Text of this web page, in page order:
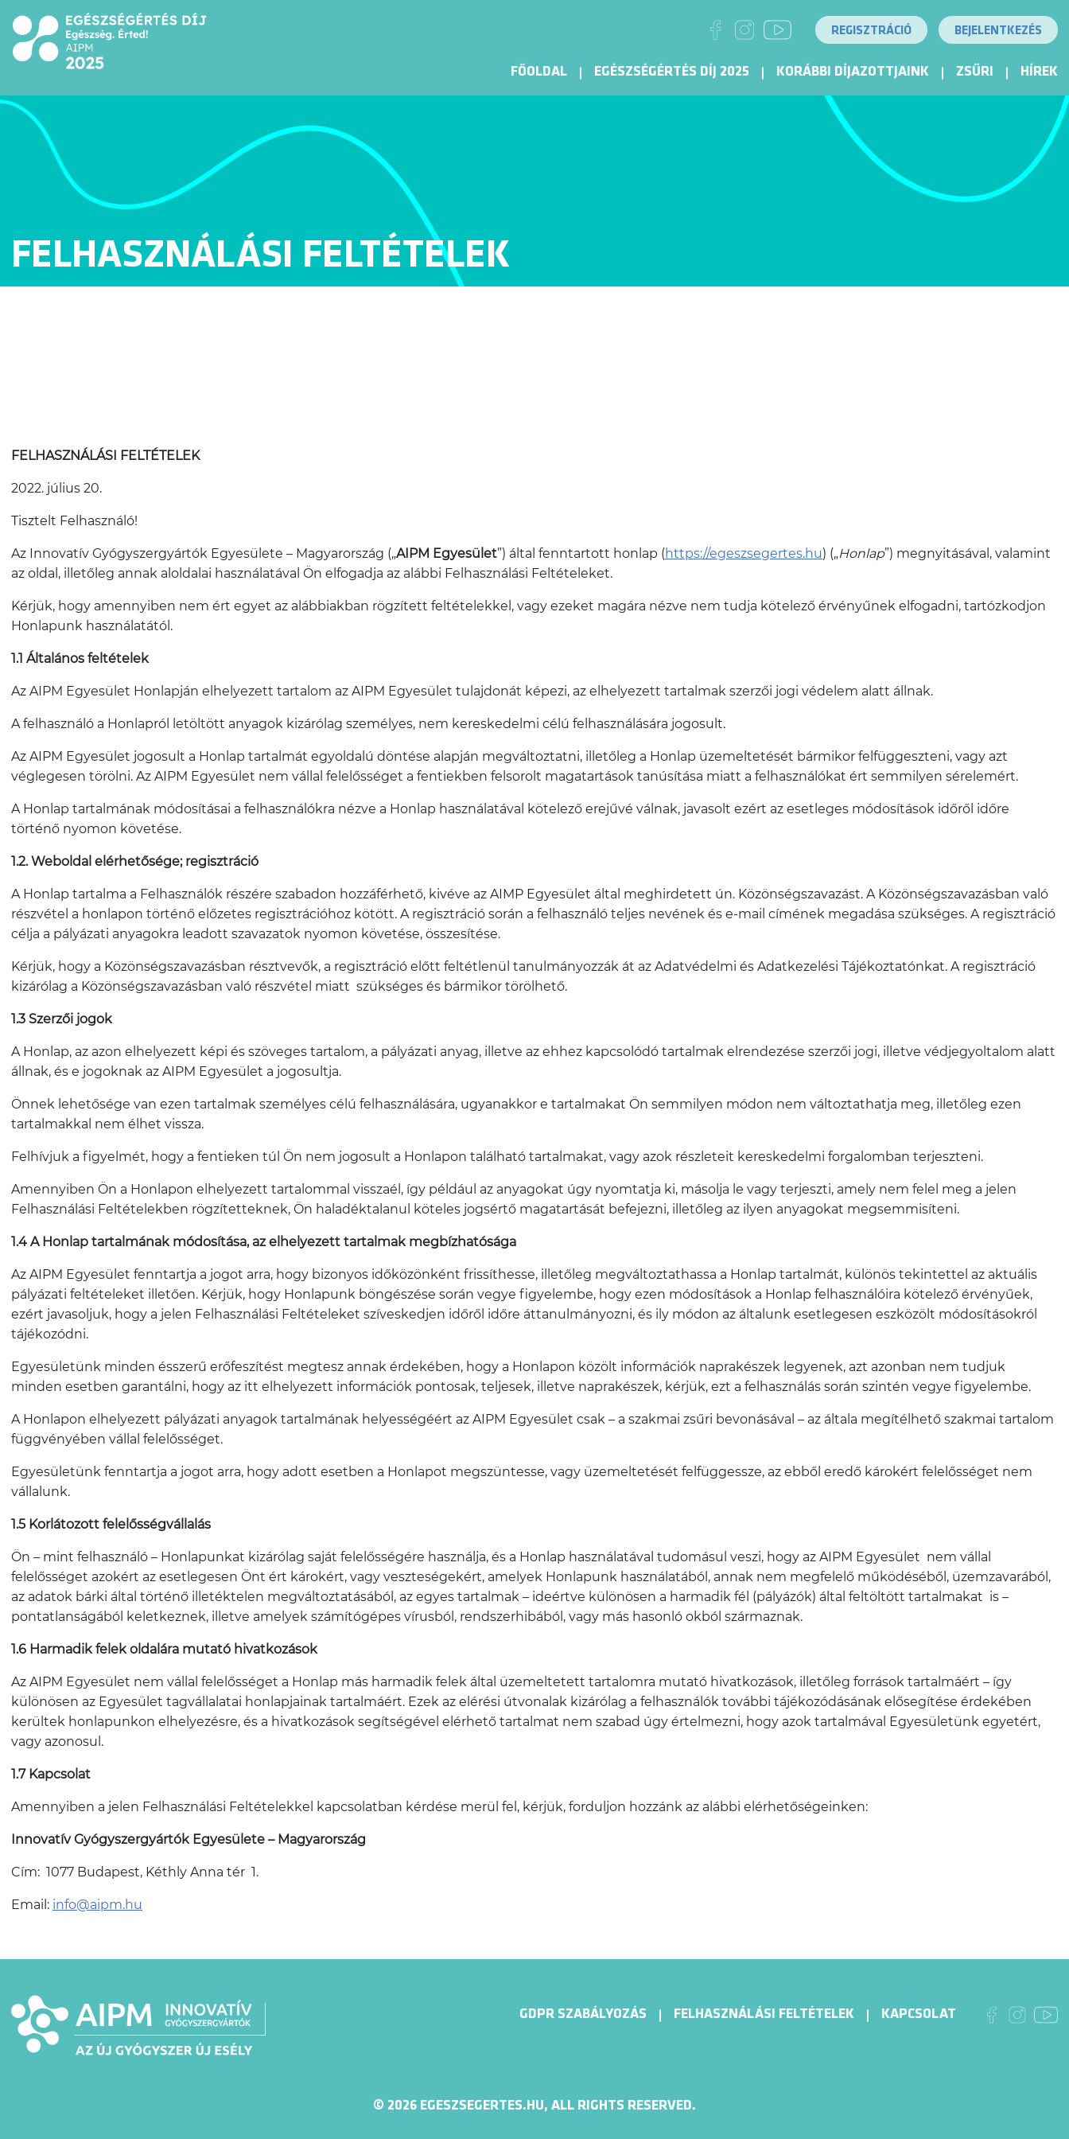
REGISZTRÁCIÓ BEJELENTKEZÉS
FŐOLDAL EGÉSZSÉGÉRTÉS DÍJ 2025 KORÁBBI DÍJAZOTTJAINK ZSŰRI HÍREK
FELHASZNÁLÁSI FELTÉTELEK
FELHASZNÁLÁSI FELTÉTELEK
2022. július 20.
Tisztelt Felhasználó!
Az Innovatív Gyógyszergyártók Egyesülete – Magyarország („AIPM Egyesület”) által fenntartott honlap (https://egeszsegertes.hu) („Honlap”) megnyitásával, valamint
az oldal, illetőleg annak aloldalai használatával Ön elfogadja az alábbi Felhasználási Feltételeket.
Kérjük, hogy amennyiben nem ért egyet az alábbiakban rögzített feltételekkel, vagy ezeket magára nézve nem tudja kötelező érvényűnek elfogadni, tartózkodjon
Honlapunk használatától.
1.1 Általános feltételek
Az AIPM Egyesület Honlapján elhelyezett tartalom az AIPM Egyesület tulajdonát képezi, az elhelyezett tartalmak szerzői jogi védelem alatt állnak.
A felhasználó a Honlapról letöltött anyagok kizárólag személyes, nem kereskedelmi célú felhasználására jogosult.
Az AIPM Egyesület jogosult a Honlap tartalmát egyoldalú döntése alapján megváltoztatni, illetőleg a Honlap üzemeltetését bármikor felfüggeszteni, vagy azt
véglegesen törölni. Az AIPM Egyesület nem vállal felelősséget a fentiekben felsorolt magatartások tanúsítása miatt a felhasználókat ért semmilyen sérelemért.
A Honlap tartalmának módosításai a felhasználókra nézve a Honlap használatával kötelező erejűvé válnak, javasolt ezért az esetleges módosítások időről időre
történő nyomon követése.
1.2. Weboldal elérhetősége; regisztráció
A Honlap tartalma a Felhasználók részére szabadon hozzáférhető, kivéve az AIMP Egyesület által meghirdetett ún. Közönségszavazást. A Közönségszavazásban való
részvétel a honlapon történő előzetes regisztrációhoz kötött. A regisztráció során a felhasználó teljes nevének és e-mail címének megadása szükséges. A regisztráció
célja a pályázati anyagokra leadott szavazatok nyomon követése, összesítése.
Kérjük, hogy a Közönségszavazásban résztvevők, a regisztráció előtt feltétlenül tanulmányozzák át az Adatvédelmi és Adatkezelési Tájékoztatónkat. A regisztráció
kizárólag a Közönségszavazásban való részvétel miatt szükséges és bármikor törölhető.
1.3 Szerzői jogok
A Honlap, az azon elhelyezett képi és szöveges tartalom, a pályázati anyag, illetve az ehhez kapcsolódó tartalmak elrendezése szerzői jogi, illetve védjegyoltalom alatt
állnak, és e jogoknak az AIPM Egyesület a jogosultja.
Önnek lehetősége van ezen tartalmak személyes célú felhasználására, ugyanakkor e tartalmakat Ön semmilyen módon nem változtathatja meg, illetőleg ezen
tartalmakkal nem élhet vissza.
Felhívjuk a figyelmét, hogy a fentieken túl Ön nem jogosult a Honlapon található tartalmakat, vagy azok részleteit kereskedelmi forgalomban terjeszteni.
Amennyiben Ön a Honlapon elhelyezett tartalommal visszaél, így például az anyagokat úgy nyomtatja ki, másolja le vagy terjeszti, amely nem felel meg a jelen
Felhasználási Feltételekben rögzítetteknek, Ön haladéktalanul köteles jogsértő magatartását befejezni, illetőleg az ilyen anyagokat megsemmisíteni.
1.4 A Honlap tartalmának módosítása, az elhelyezett tartalmak megbízhatósága
Az AIPM Egyesület fenntartja a jogot arra, hogy bizonyos időközönként frissíthesse, illetőleg megváltoztathassa a Honlap tartalmát, különös tekintettel az aktuális
pályázati feltételeket illetően. Kérjük, hogy Honlapunk böngészése során vegye figyelembe, hogy ezen módosítások a Honlap felhasználóira kötelező érvényűek,
ezért javasoljuk, hogy a jelen Felhasználási Feltételeket szíveskedjen időről időre áttanulmányozni, és ily módon az általunk esetlegesen eszközölt módosításokról
tájékozódni.
Egyesületünk minden ésszerű erőfeszítést megtesz annak érdekében, hogy a Honlapon közölt információk naprakészek legyenek, azt azonban nem tudjuk
minden esetben garantálni, hogy az itt elhelyezett információk pontosak, teljesek, illetve naprakészek, kérjük, ezt a felhasználás során szintén vegye figyelembe.
A Honlapon elhelyezett pályázati anyagok tartalmának helyességéért az AIPM Egyesület csak – a szakmai zsűri bevonásával – az általa megítélhető szakmai tartalom
függvényében vállal felelősséget.
Egyesületünk fenntartja a jogot arra, hogy adott esetben a Honlapot megszüntesse, vagy üzemeltetését felfüggessze, az ebből eredő károkért felelősséget nem
vállalunk.
1.5 Korlátozott felelősségvállalás
Ön – mint felhasználó – Honlapunkat kizárólag saját felelősségére használja, és a Honlap használatával tudomásul veszi, hogy az AIPM Egyesület nem vállal
felelősséget azokért az esetlegesen Önt ért károkért, vagy veszteségekért, amelyek Honlapunk használatából, annak nem megfelelő működéséből, üzemzavarából,
az adatok bárki által történő illetéktelen megváltoztatásából, az egyes tartalmak – ideértve különösen a harmadik fél (pályázók) által feltöltött tartalmakat is –
pontatlanságából keletkeznek, illetve amelyek számítógépes vírusból, rendszerhibából, vagy más hasonló okból származnak.
1.6 Harmadik felek oldalára mutató hivatkozások
Az AIPM Egyesület nem vállal felelősséget a Honlap más harmadik felek által üzemeltetett tartalomra mutató hivatkozások, illetőleg források tartalmáért – így
különösen az Egyesület tagvállalatai honlapjainak tartalmáért. Ezek az elérési útvonalak kizárólag a felhasználók további tájékozódásának elősegítése érdekében
kerültek honlapunkon elhelyezésre, és a hivatkozások segítségével elérhető tartalmat nem szabad úgy értelmezni, hogy azok tartalmával Egyesületünk egyetért,
vagy azonosul.
1.7 Kapcsolat
Amennyiben a jelen Felhasználási Feltételekkel kapcsolatban kérdése merül fel, kérjük, forduljon hozzánk az alábbi elérhetőségeinken:
Innovatív Gyógyszergyártók Egyesülete – Magyarország
Cím: 1077 Budapest, Kéthly Anna tér 1.
Email: info@aipm.hu
GDPR SZABÁLYOZÁS FELHASZNÁLÁSI FELTÉTELEK KAPCSOLAT
© 2026 EGESZSEGERTES.HU, ALL RIGHTS RESERVED.